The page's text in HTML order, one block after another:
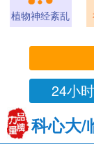
植物神经紊乱
24小
科心大/